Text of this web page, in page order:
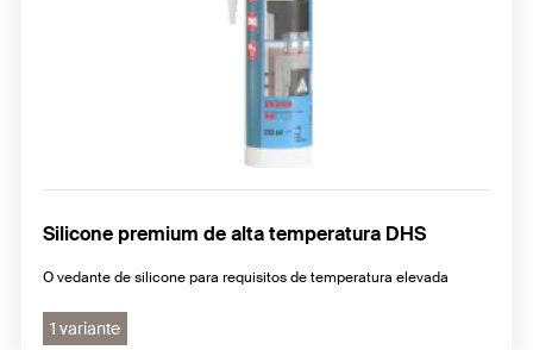
Silicone premium de alta temperatura DHS
O vedante de silicone para requisitos de temperatura elevada
1 variante